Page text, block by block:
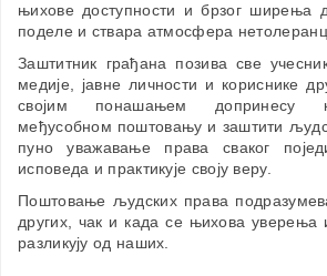
њихове доступности и брзог ширења
поделе и ствара атмосфера
Заштитник грађана позива све
медије, јавне личности и кориснике
својим понашањем допринесу
међусобном поштовању и заштити
пуно уважавање права сваког
исповеда и практикује своју веру.
Поштовање људских права
других, чак и када се њихова уверења
разликују од наших.